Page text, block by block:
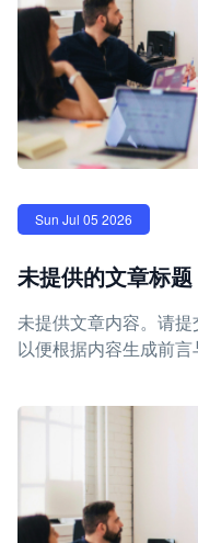
Sun Jul 05 2026
未提供的文章标题
未提供文章内容。请提
以便根据内容生成前言